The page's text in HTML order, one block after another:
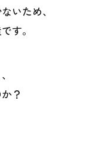
いため、
す。
？